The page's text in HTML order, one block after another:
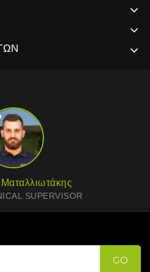
SUPERVISOR
GO